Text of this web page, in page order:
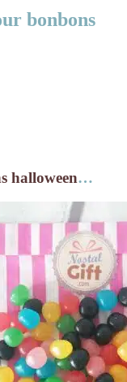
bonbons
halloween…